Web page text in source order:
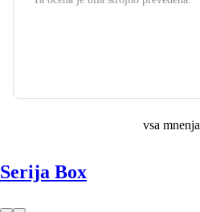
vsa mnenja
Serija Box